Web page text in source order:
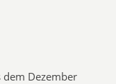
Dezember